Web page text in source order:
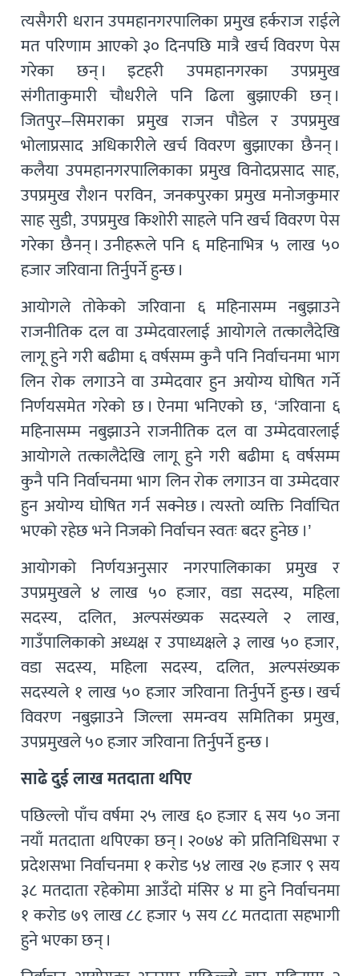
त्यसैगरी धरान उपमहानगरपालिका प्रमुख हर्कराज राईले
मत परिणाम आएको ३० दिनपछि मात्रै खर्च विवरण पेस
गरेका छन् । इटहरी उपमहानगरका उपप्रमुख
संगीताकुमारी चौधरीले पनि ढिला बुझाएकी छन् ।
जितपुर–सिमराका प्रमुख राजन पौडेल र उपप्रमुख
भोलाप्रसाद अधिकारीले खर्च विवरण बुझाएका छैनन् ।
कलैया उपमहानगरपालिकाका प्रमुख विनोदप्रसाद साह,
उपप्रमुख रौशन परविन, जनकपुरका प्रमुख मनोजकुमार
साह सुडी, उपप्रमुख किशोरी साहले पनि खर्च विवरण पेस
गरेका छैनन् । उनीहरूले पनि ६ महिनाभित्र ५ लाख ५०
हजार जरिवाना तिर्नुपर्ने हुन्छ ।
आयोगले तोकेको जरिवाना ६ महिनासम्म नबुझाउने
राजनीतिक दल वा उम्मेदवारलाई आयोगले तत्कालैदेखि
लागू हुने गरी बढीमा ६ वर्षसम्म कुनै पनि निर्वाचनमा भाग
लिन रोक लगाउने वा उम्मेदवार हुन अयोग्य घोषित गर्ने
निर्णयसमेत गरेको छ । ऐनमा भनिएको छ, ‘जरिवाना ६
महिनासम्म नबुझाउने राजनीतिक दल वा उम्मेदवारलाई
आयोगले तत्कालैदेखि लागू हुने गरी बढीमा ६ वर्षसम्म
कुनै पनि निर्वाचनमा भाग लिन रोक लगाउन वा उम्मेदवार
हुन अयोग्य घोषित गर्न सक्नेछ । त्यस्तो व्यक्ति निर्वाचित
भएको रहेछ भने निजको निर्वाचन स्वतः बदर हुनेछ ।’
आयोगको निर्णयअनुसार नगरपालिकाका प्रमुख र
उपप्रमुखले ४ लाख ५० हजार, वडा सदस्य, महिला
सदस्य, दलित, अल्पसंख्यक सदस्यले २ लाख,
गाउँपालिकाको अध्यक्ष र उपाध्यक्षले ३ लाख ५० हजार,
वडा सदस्य, महिला सदस्य, दलित, अल्पसंख्यक
सदस्यले १ लाख ५० हजार जरिवाना तिर्नुपर्ने हुन्छ । खर्च
विवरण नबुझाउने जिल्ला समन्वय समितिका प्रमुख,
उपप्रमुखले ५० हजार जरिवाना तिर्नुपर्ने हुन्छ ।
साढे दुई लाख मतदाता थपिए
पछिल्लो पाँच वर्षमा २५ लाख ६० हजार ६ सय ५० जना
नयाँ मतदाता थपिएका छन् । २०७४ को प्रतिनिधिसभा र
प्रदेशसभा निर्वाचनमा १ करोड ५४ लाख २७ हजार ९ सय
३८ मतदाता रहेकोमा आउँदो मंसिर ४ मा हुने निर्वाचनमा
१ करोड ७९ लाख ८८ हजार ५ सय ८८ मतदाता सहभागी
हुने भएका छन् ।